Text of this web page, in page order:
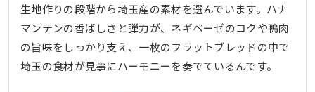
生地作りの段階から埼玉産の素材を選んでいます。ハナ
マンテンの香ばしさと弾力が、ネギベーゼのコクや鴨肉
の旨味をしっかり支え、一枚のフラットブレッドの中で
埼玉の食材が見事にハーモニーを奏でているんです。